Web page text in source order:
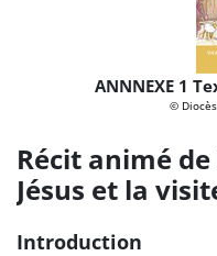
ANNNEXE 1
©
Récit animé
Jésus et la
Introduction